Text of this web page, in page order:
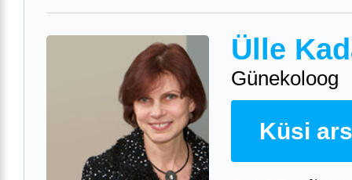
Ülle
Günekoloog
Küsi